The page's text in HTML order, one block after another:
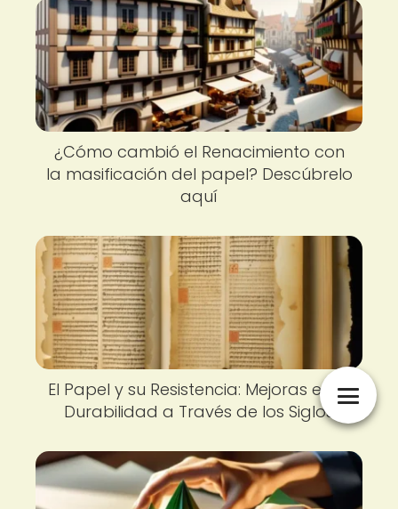
¿Cómo cambió el Renacimiento con
la masificación del papel? Descúbrelo
aquí
El Papel y su Resistencia: Mejoras en la
Durabilidad a Través de los Siglos